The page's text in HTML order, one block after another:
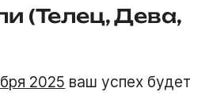
(Телец, Дева,
2025 ваш успех будет